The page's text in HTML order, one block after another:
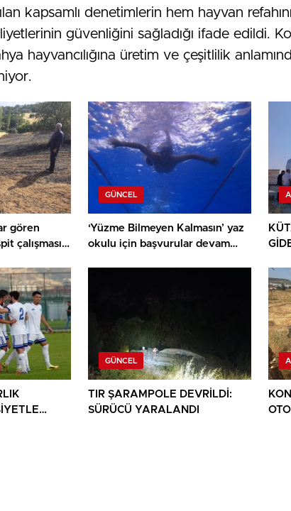
kapsamlı denetimlerin hem hayvan
güvenliğini sağladığı ifade edildi.
hayvancılığına üretim ve çeşitlilik
gören
çalışması
GÜNCEL
‘Yüzme Bilmeyen Kalmasın’ yaz
okulu için başvurular devam
GÜNCEL
TIR ŞARAMPOLE DEVRİLDİ:
SÜRÜCÜ YARALANDI